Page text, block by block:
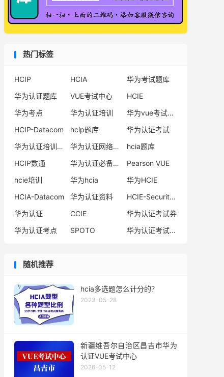
热门标签
HCIP HCIA
华为考试题库
华为认证题库
VUE考试中心
HCIE
华为考点
华为认证培训
华为vue考试中心
HCIP-Datacom
hcip题库
华为认证考试
华为认证培训机构
华为认证网络工程师
hcia题库
HCIP数通
华为认证必备电子书系列
Pearson VUE
hcie培训
华为hcia
华为HCIE
HCIA-Datacom
华为认证资料
HCIE-Security备考指南
华为认证
CCIE
华为认证考试券
华为认证考点
SPOTO 华为认证考试费用
随机推荐
hcia多选题怎么计分的？
2023-05-28
新疆维吾尔自治区昌吉市华为
认证VUE考试中心
2026-05-12